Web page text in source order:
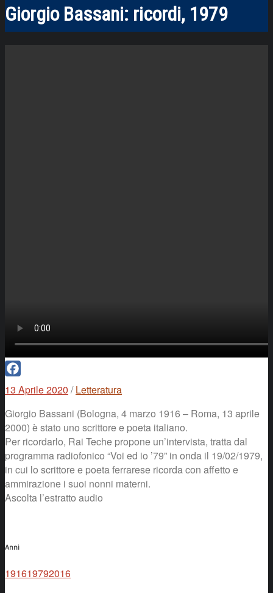
Giorgio Bassani: ricordi, 1979
Facebook
13 Aprile 2020 / Letteratura
Giorgio Bassani (Bologna, 4 marzo 1916 – Roma, 13 aprile
2000) è stato uno scrittore e poeta italiano.
Per ricordarlo, Rai Teche propone un’intervista, tratta dal
programma radiofonico “Voi ed io ’79” in onda il 19/02/1979,
in cui lo scrittore e poeta ferrarese ricorda con affetto e
ammirazione i suoi nonni materni.
Ascolta l’estratto audio
Anni
191619792016